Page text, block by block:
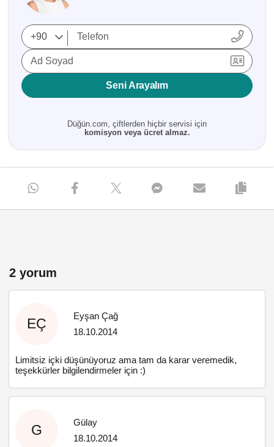
Ad Soyad
Seni Arayalım
Düğün.com, çiftlerden hiçbir servisi için
komisyon veya ücret almaz.
2 yorum
EÇ
Eyşan Çağ
18.10.2014
Limitsiz içki düşünüyoruz ama tam da karar veremedik,
teşekkürler bilgilendirmeler için :)
G
Gülay
18.10.2014